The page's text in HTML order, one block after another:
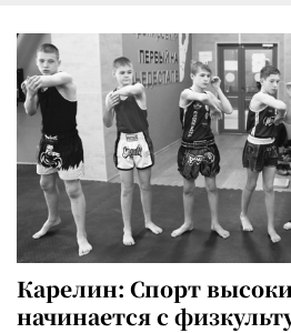
Карелин: Спорт
начинается с